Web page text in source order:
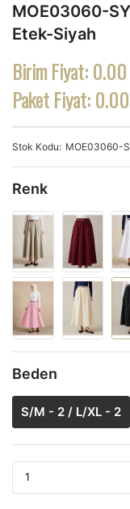
MOE03060-
Etek-Siyah
Birim Fiyat:
Paket Fiyat:
Stok Kodu MOE03060-
Renk
Beden
S/M - 2 / L/XL - 2